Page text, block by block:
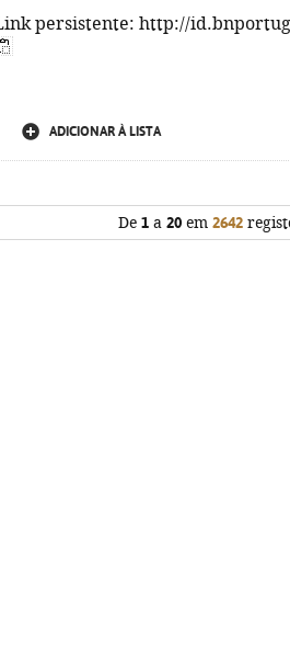
persistente: http://
ADICIONAR À LISTA
De 1a 20em 2642